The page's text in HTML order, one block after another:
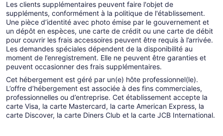
Les clients supplémentaires peuvent faire l'objet de
suppléments, conformément à la politique de l'établissement.
Une pièce d’identité avec photo émise par le gouvernement et
un dépôt en espèces, une carte de crédit ou une carte de débit
pour couvrir les frais accessoires peuvent être requis à l’arrivée.
Les demandes spéciales dépendent de la disponibilité au
moment de l’enregistrement. Elle ne peuvent être garanties et
peuvent occasionner des frais supplémentaires.
Cet hébergement est géré par un(e) hôte professionnel(le).
L’offre d’hébergement est associée à des fins commerciales,
professionnelles ou d’entreprise. Cet établissement accepte la
carte Visa, la carte Mastercard, la carte American Express, la
carte Discover, la carte Diners Club et la carte JCB International.